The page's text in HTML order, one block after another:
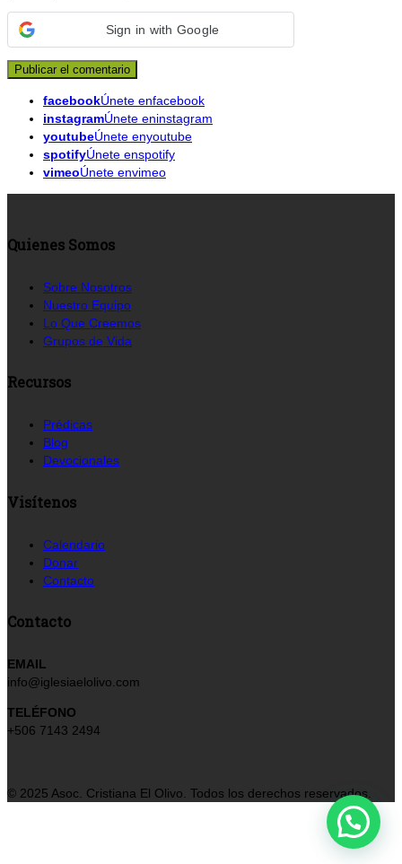
Sign in with Google
facebookÚnete enfacebook
instagramÚnete eninstagram
youtubeÚnete enyoutube
spotifyÚnete enspotify
vimeoÚnete envimeo
Quienes Somos
Sobre Nosotros
Nuestro Equipo
Lo Que Creemos
Grupos de Vida
Recursos
Prédicas
Blog
Devocionales
Visítenos
Calendario
Donar
Contacto
Contacto
EMAIL
info@iglesiaelolivo.com
TELÉFONO
+506 7143 2494
© 2025 Asoc. Cristiana El Olivo. Todos los derechos reservados.